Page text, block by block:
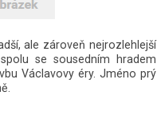
ale zároveň nejrozlehlejší
se sousedním hradem
Václavovy éry. Jméno prý